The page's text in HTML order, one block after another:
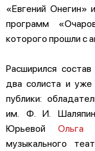
«Евгений Онегин»
программ
которого прошли с
Расширился
два солиста и уже
публики:
им. Ф. И.
Юрьевой Ольга
музыкального